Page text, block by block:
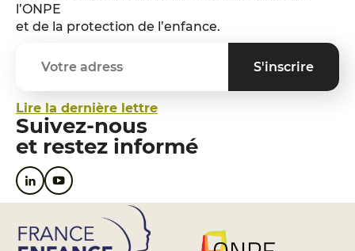
l’ONPE
et de la protection de l’enfance.
Lire la dernière lettre
Suivez-nous
et restez informé